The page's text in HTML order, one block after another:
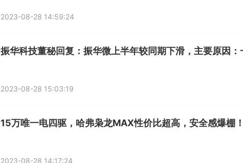
2023-08-28 14:59:24
2023-08-28 15:03:19
15万唯一电四驱，哈弗枭龙MAX性价比超高，安全感爆棚！
2023-08-28 14:17:24